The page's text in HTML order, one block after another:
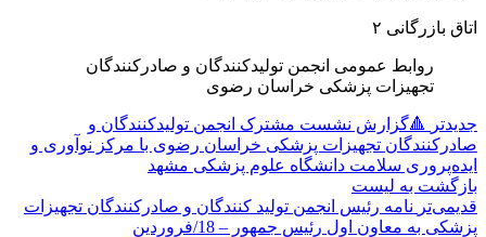
اتاق بازرگانی ۲
روابط عمومی انجمن تولیدکنندگان و صادرکنندگان
تجهیزات پزشکی خراسان رضوی
جدیدتر
🔺گزارش نشست مشترک انجمن تولیدکنندگان و
صادرکنندگان تجهیزات پزشکی خراسان رضوی با مرکز نوآوری و
ایده‌پروری سلامت دانشگاه علوم پزشکی مشهد
بازگشت به لیست
قدیمی‌تر نامه رئیس انجمن تولید کنندگان و صادرکنندگان تجهیزات
پزشکی به معاون اول رئیس جمهور – 18/فروردین